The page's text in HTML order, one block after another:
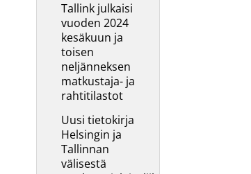
Tallink julkaisi
vuoden 2024
kesäkuun ja
toisen
neljänneksen
matkustaja- ja
rahtitilastot
Uusi tietokirja
Helsingin ja
Tallinnan
välisestä